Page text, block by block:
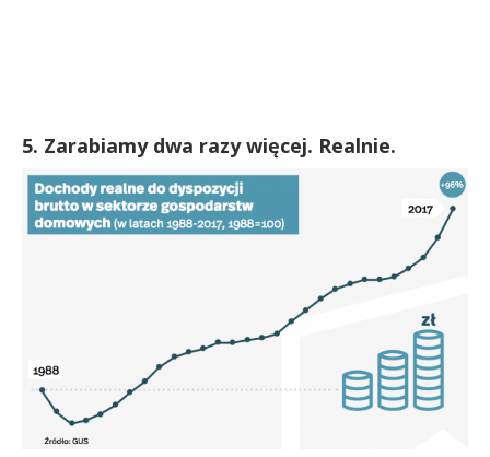
5. Zarabiamy dwa razy więcej. Realnie.